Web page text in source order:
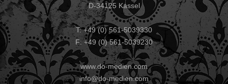
D-34125 Kassel
T: +49 (0) 561-5039330
F: +49 (0) 561-5039230
www.do-medien.com
info@do-medien.com